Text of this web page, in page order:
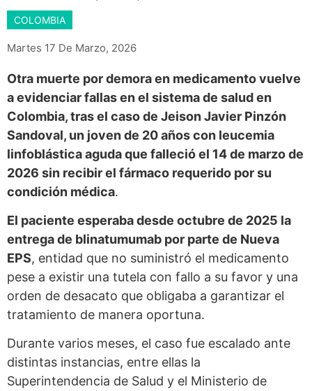
COLOMBIA
Martes 17 De Marzo, 2026
Otra muerte por demora en medicamento vuelve
a evidenciar fallas en el sistema de salud en
Colombia, tras el caso de Jeison Javier Pinzón
Sandoval, un joven de 20 años con leucemia
linfoblástica aguda que falleció el 14 de marzo de
2026 sin recibir el fármaco requerido por su
condición médica.
El paciente esperaba desde octubre de 2025 la
entrega de blinatumumab por parte de Nueva
EPS, entidad que no suministró el medicamento
pese a existir una tutela con fallo a su favor y una
orden de desacato que obligaba a garantizar el
tratamiento de manera oportuna.
Durante varios meses, el caso fue escalado ante
distintas instancias, entre ellas la
Superintendencia de Salud y el Ministerio de